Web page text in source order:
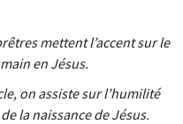
mettent l’accent sur le
en Jésus.
on assiste sur l’humilité
la naissance de Jésus.